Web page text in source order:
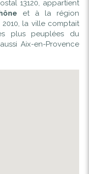
13120, appartient
et à la région
2010, la ville comptait
plus peuplées du
Aix-en-Provence